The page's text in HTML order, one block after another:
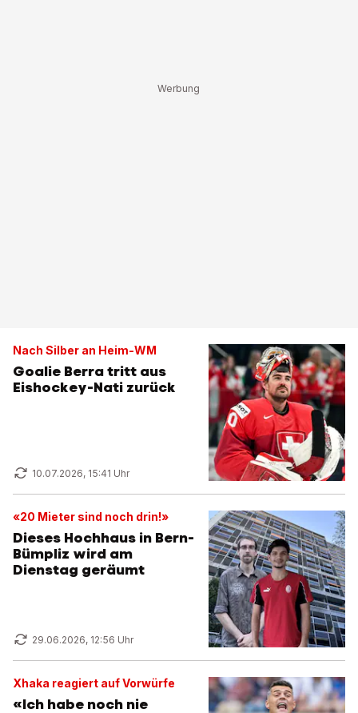
Nach Silber an Heim-WM
Goalie Berra tritt aus
Eishockey-Nati zurück
10.07.2026, 15:41 Uhr
«20 Mieter sind noch drin!»
Dieses Hochhaus in Bern-
Bümpliz wird am
Dienstag geräumt
29.06.2026, 12:56 Uhr
Xhaka reagiert auf Vorwürfe
«Ich habe noch nie